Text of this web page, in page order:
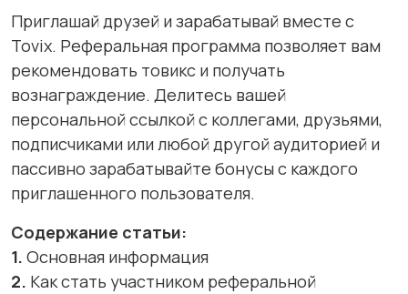
Приглашай друзей и зарабатывай вместе с
Tovix. Реферальная программа позволяет вам
рекомендовать товикс и получать
вознаграждение. Делитесь вашей
персональной ссылкой с коллегами, друзьями,
подписчиками или любой другой аудиторией и
пассивно зарабатывайте бонусы с каждого
приглашенного пользователя.
Содержание статьи:
1. Основная информация
2. Как стать участником реферальной